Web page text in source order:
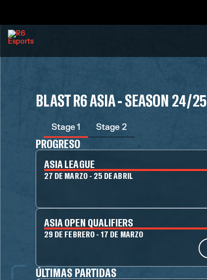
BLAST R6 ASIA - SEASON 24/25
Stage 1 Stage 2
PROGRESO
ASIA LEAGUE
27 DE MARZO - 25 DE ABRIL
ASIA OPEN QUALIFIERS
29 DE FEBRERO - 17 DE MARZO
ÚLTIMAS PARTIDAS